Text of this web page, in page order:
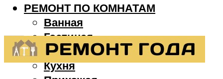
РЕМОНТ ПО КОМНАТАМ
Ванная
Гостиная
Детская
Кухня